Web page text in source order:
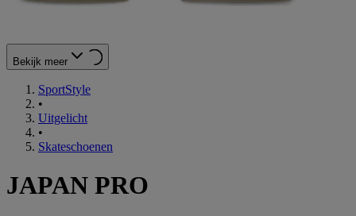
Bekijk meer
SportStyle
•
Uitgelicht
•
Skateschoenen
JAPAN PRO